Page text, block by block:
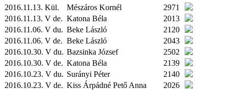
2016.11.13. Kül. Mészáros Kornél
2971
2016.11.13. V de. Katona Béla
2013
2016.11.06. V du. Beke László
2120
2016.11.06. V de. Beke László
2043
2016.10.30. V du. Bazsinka József
2502
2016.10.30. V de. Katona Béla
2139
2016.10.23. V du. Surányi Péter
2140
2016.10.23. V de. Kiss Árpádné Pető Anna
2026